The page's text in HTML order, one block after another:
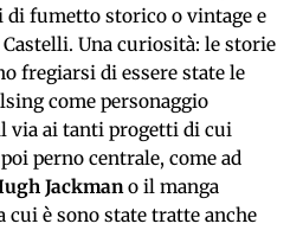
fumetto storico o vintage e
Una curiosità: le storie
fregiarsi di essere state le
come personaggio
via ai tanti progetti di cui
perno centrale, come ad
Jackmano il manga
cui è sono state tratte anche